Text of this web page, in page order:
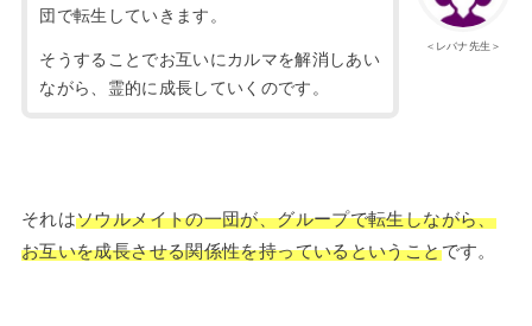
＜レバナ先生＞
団で転生していきます。
そうすることでお互いにカルマを解消しあい
ながら、霊的に成長していくのです。
それはソウルメイトの一団が、グループで転生しながら、
お互いを成長させる関係性を持っているということです。